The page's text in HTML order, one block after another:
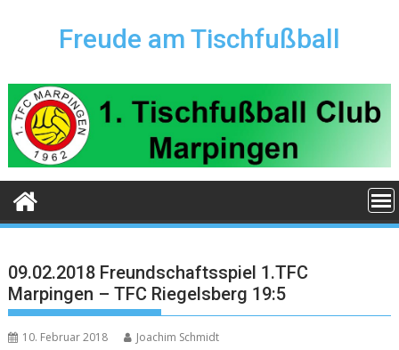
Freude am Tischfußball
09.02.2018 Freundschaftsspiel 1.TFC
Marpingen – TFC Riegelsberg 19:5
10. Februar 2018 Joachim Schmidt